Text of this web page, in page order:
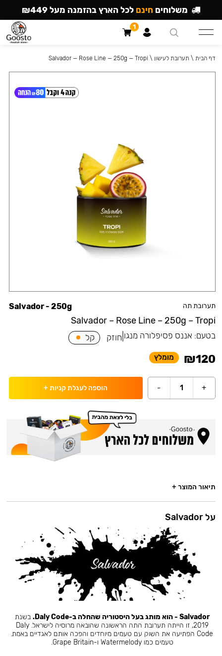
תערובת תה
Salvador – Rose Line – 250g – Tropi
Salvador - 250g
בטעם: אננס פסיפלורה מנגו חוזק קל
₪120 מומלץ
+
1
- הוספה לעגלת קניות +
דף הבית \ תערובת לעישון \
Salvador — Rose Line — 250g — Tropi
תיאור המוצר +
על Salvador
Salvador - הוא מותג בעל היסטוריה שהחלה ב-Daly Code.
בשנת
2019, זו הייתה תערובת התה הראשונה שהובאה מרוסיה לישראל. Daly
Code הפתיעה את השוק עם טעמים מיוחדים והפכה אותם לאגדיים באמת.
טעמים כמו Watermelody ו-Grape Britain.
משלוחים חינם לכל הארץ בהזמנה מעל ₪449
1